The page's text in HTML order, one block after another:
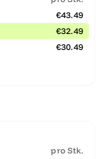
€43.49
€32.49
€30.49
pro Stk.